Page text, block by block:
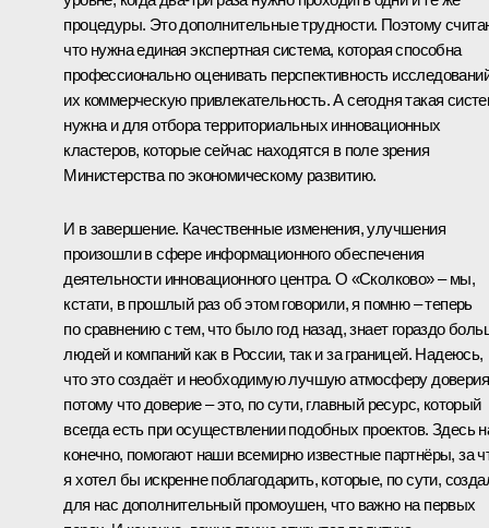
процедуры. Это дополнительные трудности. Поэтому
что нужна единая экспертная система, которая способна
профессионально оценивать перспективность
их коммерческую привлекательность. А сегодня такая
нужна и для отбора территориальных инновационных
кластеров, которые сейчас находятся в поле зрения
Министерства по экономическому развитию.
И в завершение. Качественные изменения, улучшения
произошли в сфере информационного обеспечения
деятельности инновационного центра. О «Сколково» – мы,
кстати, в прошлый раз об этом говорили, я помню – теперь
по сравнению с тем, что было год назад, знает гораздо
людей и компаний как в России, так и за границей. Надеюсь,
что это создаёт и необходимую лучшую атмосферу
потому что доверие – это, по сути, главный ресурс, который
всегда есть при осуществлении подобных проектов. Здесь
конечно, помогают наши всемирно известные партнёры, за
я хотел бы искренне поблагодарить, которые, по сути,
для нас дополнительный промоушен, что важно на первых